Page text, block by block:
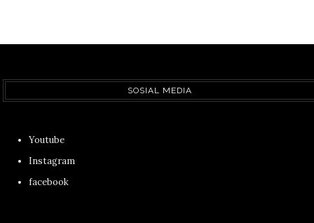
SOSIAL MEDIA
Youtube
Instagram
facebook